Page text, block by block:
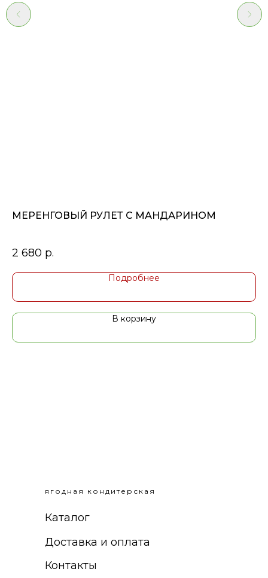
МЕРЕНГОВЫЙ РУЛЕТ С МАНДАРИНОМ
2 680 р.
Подробнее
В корзину
ягодная кондитерская
Каталог
Доставка и оплата
Контакты